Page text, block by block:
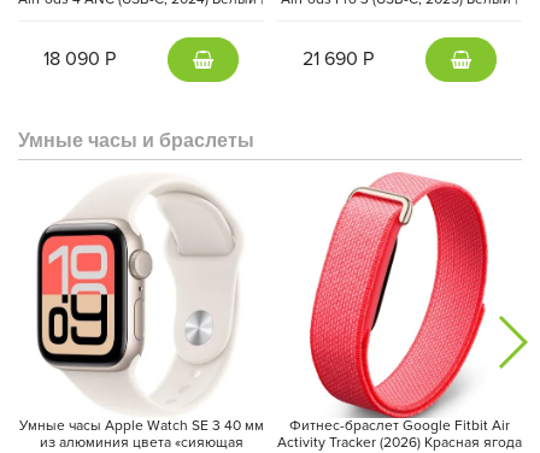
Дисплей
MacBook Air оснащен 13.6-дюймовым дисплеем Liquid Retina,
поддержиающим один миллиард цветов. Разрешение 2560 x
1664 обеспечивает четкий текст. Яркость 500 нит и широкая
гамма цветов P3 гарантируют, что фотографии и фильмы
отображаются яркими и насыщенными, с богатым контрастом и
четкими деталями. Благодаря технологии True Tone дисплей
обеспечивает более естественное визуальное восприятие
для дизайнерских и редакторских рабочих процессов, а также
для повседневных задач, таких как просмотр веб-страниц и
написание электронных писем.
18 090 Р 21 690 Р
Умные часы и браслеты
Умные часы Apple Watch SE 3 40 мм
из алюминия цвета «сияющая
Фитнес-браслет Google Fitbit Air
Activity Tracker (2026) Красная ягода